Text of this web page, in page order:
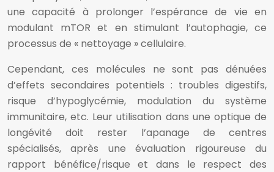
une capacité à prolonger l’espérance de vie en
modulant mTOR et en stimulant l’autophagie, ce
processus de « nettoyage » cellulaire.
Cependant, ces molécules ne sont pas dénuées
d’effets secondaires potentiels : troubles digestifs,
risque d’hypoglycémie, modulation du système
immunitaire, etc. Leur utilisation dans une optique de
longévité doit rester l’apanage de centres
spécialisés, après une évaluation rigoureuse du
rapport bénéfice/risque et dans le respect des